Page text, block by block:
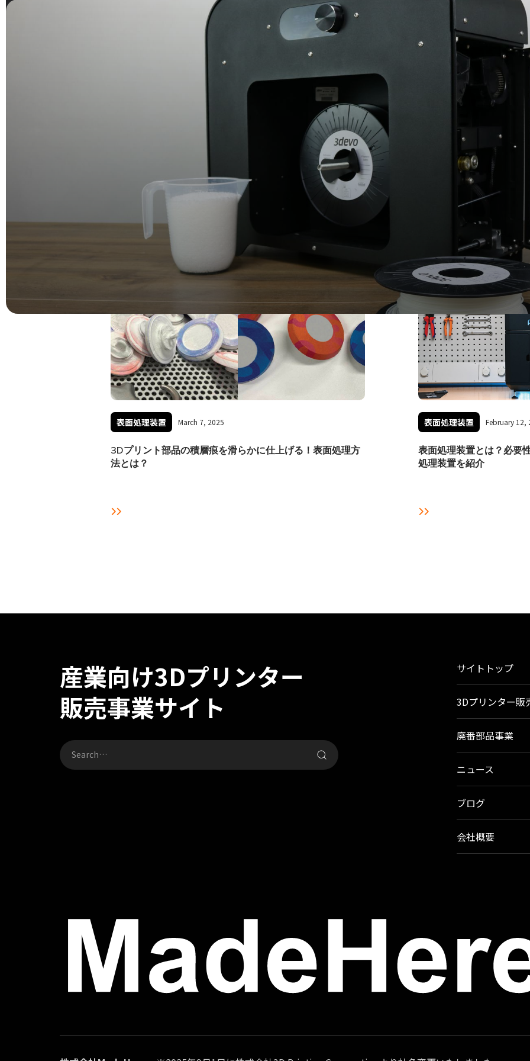
樹脂3Dプリンター 金属3Dプリンター
表面処理装置 March 7, 2025
3Dプリント部品の積層痕を滑らかに仕上げる！表面処理方
法とは？

表面処理装置 February 12,
表面処理装置とは？必要
処理装置を紹介

産業向け3Dプリンター
販売事業サイト
サイトトップ
3Dプリンター販
廃番部品事業
ニュース
ブログ
会社概要